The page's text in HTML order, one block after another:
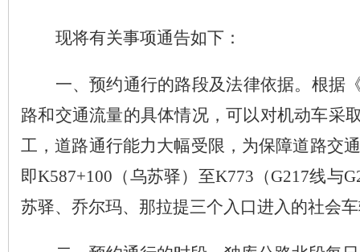
现将有关事项通告如下：
一、预约通行的路段及法律依据。 根据
路和交通流量的具体情况，可以对机动车采
工，道路通行能力大幅受限，为保障道路交
即K587+100 （乌苏驿）至K773 （G217线与
苏驿、乔尔玛、那拉提三个入口进入的社会